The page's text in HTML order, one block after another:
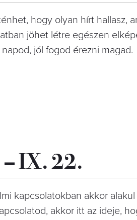
hogy olyan hírt hallasz,
jöhet létre egészen
jól fogod érezni magad.
IX. 22.
kapcsolatokban akkor
akkor itt az ideje,